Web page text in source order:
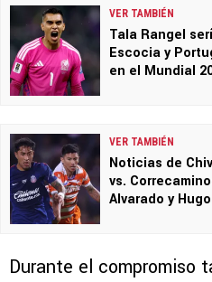
VER TAMBIÉN
Tala Rangel
Escocia y
en el Mundial
VER TAMBIÉN
Noticias de
vs.
Alvarado y
Durante el compromiso